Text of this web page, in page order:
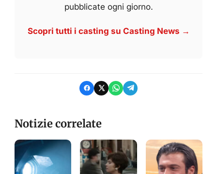
pubblicate ogni giorno.
Scopri tutti i casting su Casting News →
Notizie correlate